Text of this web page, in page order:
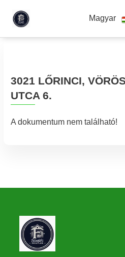
Magyar
3021 LŐRINCI,
UTCA 6.
A dokumentum nem található!